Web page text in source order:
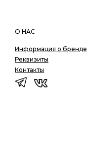
О НАС
Информация о бренде
Реквизиты
Контакты